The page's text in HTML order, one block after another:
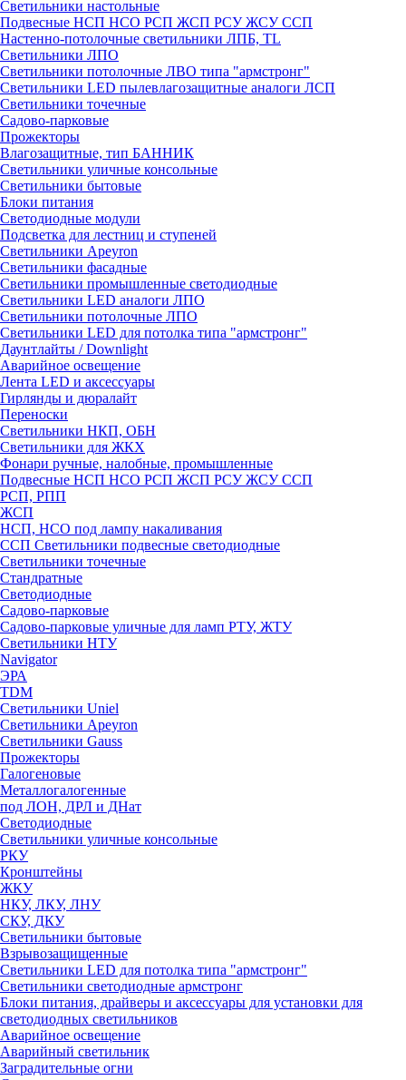
Светильники настольные
Подвесные НСП НСО РСП ЖСП РСУ ЖСУ ССП
Настенно-потолочные светильники ЛПБ, TL
Светильники ЛПО
Светильники потолочные ЛВО типа "армстронг"
Светильники LED пылевлагозащитные аналоги ЛСП
Светильники точечные
Садово-парковые
Прожекторы
Влагозащитные, тип БАННИК
Светильники уличные консольные
Светильники бытовые
Блоки питания
Светодиодные модули
Подсветка для лестниц и ступеней
Светильники Apeyron
Светильники фасадные
Светильники промышленные светодиодные
Светильники LED аналоги ЛПО
Светильники потолочные ЛПО
Светильники LED для потолка типа "армстронг"
Даунтлайты / Downlight
Аварийное освещение
Лента LED и аксессуары
Гирлянды и дюралайт
Переноски
Светильники НКП, ОБН
Светильники для ЖКХ
Фонари ручные, налобные, промышленные
Подвесные НСП НСО РСП ЖСП РСУ ЖСУ ССП
РСП, РПП
ЖСП
НСП, НСО под лампу накаливания
ССП Светильники подвесные светодиодные
Светильники точечные
Стандратные
Светодиодные
Садово-парковые
Садово-парковые уличные для ламп РТУ, ЖТУ
Светильники НТУ
Navigator
ЭРА
TDM
Светильники Uniel
Светильники Apeyron
Светильники Gauss
Прожекторы
Галогеновые
Металлогалогенные
под ЛОН, ДРЛ и ДНат
Светодиодные
Светильники уличные консольные
РКУ
Кронштейны
ЖКУ
НКУ, ЛКУ, ЛНУ
СКУ, ДКУ
Светильники бытовые
Взрывозащищенные
Светильники LED для потолка типа "армстронг"
Светильники светодиодные армстронг
Блоки питания, драйверы и аксессуары для установки для
светодиодных светильников
Аварийное освещение
Аварийный светильник
Заградительные огни